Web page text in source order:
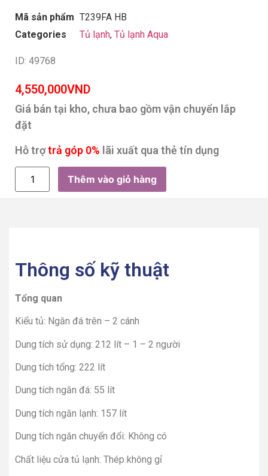
Mã sản phẩm T239FA HB
Categories
Tủ lạnh, Tủ lạnh Aqua
ID: 49768
4,550,000VND
Giá bán tại kho, chưa bao gồm vận chuyển lắp
đặt
Hỗ trợtrả góp 0% lãi xuất qua thẻ tín dụng
Thêm vào giỏ hàng
Thông số kỹ thuật
Tổng quan
Kiểu tủ: Ngăn đá trên – 2 cánh
Dung tích sử dụng: 212 lít – 1 – 2 người
Dung tích tổng: 222 lít
Dung tích ngăn đá: 55 lít
Dung tích ngăn lạnh: 157 lít
Dung tích ngăn chuyển đổi: Không có
Chất liệu cửa tủ lạnh: Thép không gỉ